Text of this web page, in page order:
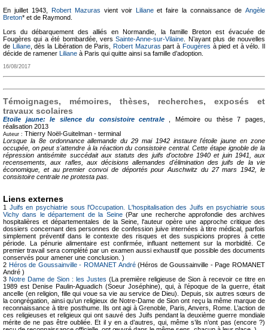
En juillet 1943, Robert Mazuras vient voir Lilianeet faire la connaissance deAngèle
Breton* et de Raymond.
Lors du débarquement des alliés en Normandie, la famille Breton est évacuée de
Fougères qui a été bombardée, versSainte-Anne-sur-Vilaine . N’ayant plus de nouvelles
de Liliane, dès la Libération de Paris, Robert Mazuras part à Fougères à pied et à vélo. Il
décide de ramener Liliane à Paris qui quitte ainsi sa famille d’adoption.
16/08/2017
Témoignages, mémoires, thèses, recherches, exposés et
travaux scolaires
Etoile jaune: le silence du consistoire centrale, Mémoire ou thèse
7 pages,
réalisation 2013
Auteur : Thierry Noël-Guitelman - terminal
Lorsque la 8e ordonnance allemande du 29 mai 1942 instaure l'étoile jaune en zone
occupée, on peut s'attendre à la réaction du consistoire central. Cette étape ignoble de la
répression antisémite succédait aux statuts des juifs d'octobre 1940 et juin 1941, aux
recensements, aux rafles, aux décisions allemandes d'élimination des juifs de la vie
économique, et au premier convoi de déportés pour Auschwitz du 27 mars 1942, le
consistoire centrale ne protesta pas.
Liens externes
1 Juifs en psychiatrie sous l'Occupation. L'hospitalisation des Juifs en psychiatrie sous
Vichy dans le département de la Seine (Par une recherche approfondie des archives
hospitalières et départementales de la Seine, l'auteur opère une approche critique des
dossiers concernant des personnes de confession juive internées à titre médical, parfois
simplement préventif dans le contexte des risques et des suspicions propres à cette
période. La pénurie alimentaire est confirmée, influant nettement sur la morbidité. Ce
premier travail sera complété par un examen aussi exhaustif que possible des documents
conservés pour amener une conclusion. )
2 Héros de Goussainville - ROMANET André(Héros de Goussainville - Page ROMANET
André )
3 Notre Dame de Sion : les Justes (La première religieuse de Sion à recevoir ce titre en
1989 est Denise Paulin-Aguadich (Soeur Joséphine), qui, à l’époque de la guerre, était
ancelle (en religion, fille qui voue sa vie au service de Dieu). Depuis, six autres sœurs de
la congrégation, ainsi qu’un religieux de Notre-Dame de Sion ont reçu la même marque de
reconnaissance à titre posthume. Ils ont agi à Grenoble, Paris, Anvers, Rome. L’action de
ces religieuses et religieux qui ont sauvé des Juifs pendant la deuxième guerre mondiale
mérite de ne pas être oubliée. Et il y en a d’autres, qui, même s’ils n’ont pas (encore ?)